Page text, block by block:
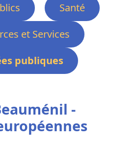
Santé
et Services
publiques
-